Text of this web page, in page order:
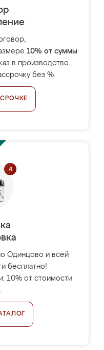
10% от суммы
в производство.
без %.
Одинцово и всей
бесплатно!
10% от стоимости